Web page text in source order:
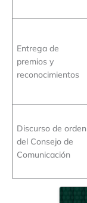
Entrega de
premios y
reconocimientos
Discurso de orden
del Consejo de
Comunicación